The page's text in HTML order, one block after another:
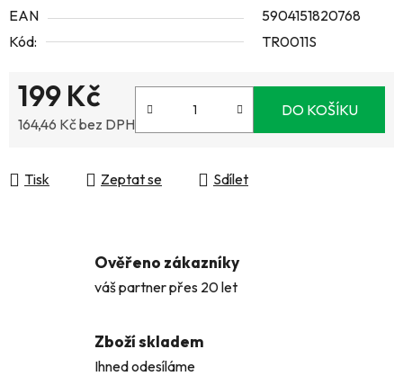
EAN
5904151820768
Kód:
TR0011S
199 Kč
164,46 Kč bez DPH
DO KOŠÍKU
Tisk Zeptat se Sdílet
Ověřeno zákazníky
váš partner přes 20 let
Zboží skladem
Ihned odesíláme